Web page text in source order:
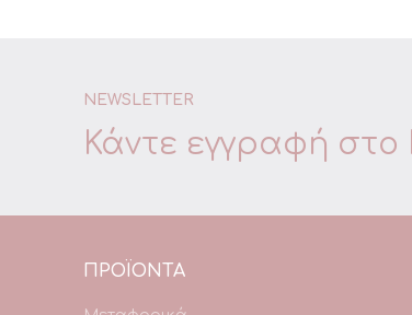
NEWSLETTER
Κάντε εγγραφή στο
ΠΡΟΪΌΝΤΑ